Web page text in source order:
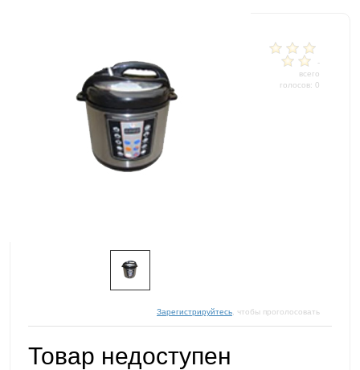
-
всего
голосов: 0
Зарегистрируйтесь , чтобы проголосовать
Товар недоступен